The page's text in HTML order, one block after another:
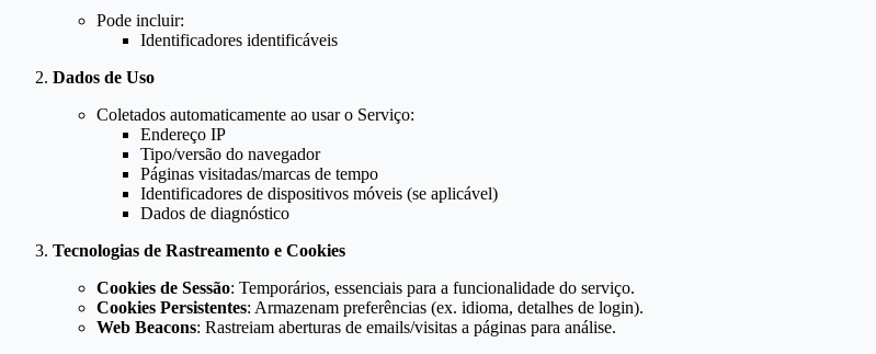
Pode incluir:
Identificadores identificáveis
Dados de Uso
Coletados automaticamente ao usar o Serviço:
Endereço IP
Tipo/versão do navegador
Páginas visitadas/marcas de tempo
Identificadores de dispositivos móveis (se aplicável)
Dados de diagnóstico
Tecnologias de Rastreamento e Cookies
Cookies de Sessão: Temporários, essenciais para a funcionalidade do serviço.
Cookies Persistentes: Armazenam preferências (ex. idioma, detalhes de login).
Web Beacons: Rastreiam aberturas de emails/visitas a páginas para análise.